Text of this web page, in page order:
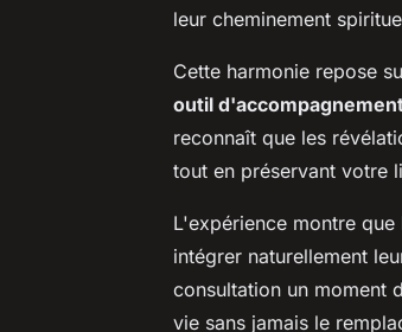
leur cheminement
Cette harmonie repose
outil
reconnaît que les
tout en préservant votre
L'expérience montre
intégrer naturellement
consultation un moment
vie sans jamais le